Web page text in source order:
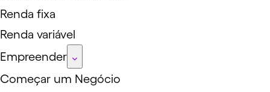
Renda fixa
Renda variável
Empreender
Começar um Negócio